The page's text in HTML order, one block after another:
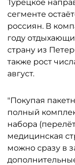
Турецкое
сегменте
россиян. В
году
страну из
также рост
август.
"Покупая
полный
набора
медицинская
можно сразу в